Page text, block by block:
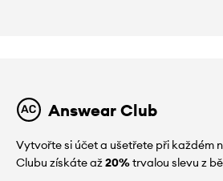
Answear Club
Vytvořte si účet a ušetřete při každém
Clubu získáte až20%trvalou slevu z